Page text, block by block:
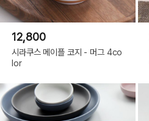
12,800
시라쿠스 메이플 코지 - 머그 4co
lor